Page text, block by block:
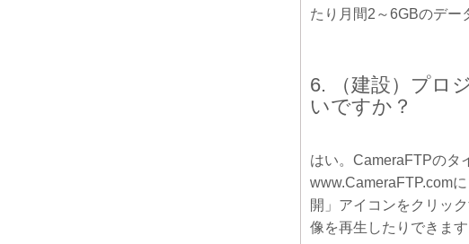
たり月間2～6GBのデー
6. （建設）プロ
いですか？
はい。CameraFTPのタ
www.CameraFTP.com
開」アイコンをクリッ
像を再生したりできます